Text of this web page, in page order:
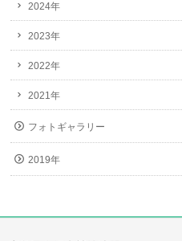
2024年
2023年
2022年
2021年
フォトギャラリー
2019年